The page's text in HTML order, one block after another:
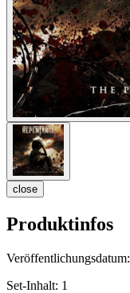
close
Produktinfos
Veröffentlichungsdatum:
Set-Inhalt: 1